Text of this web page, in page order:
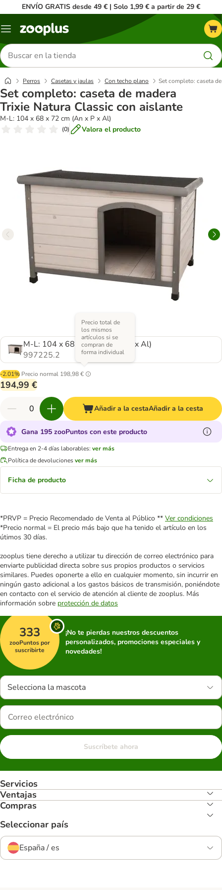
ENVÍO GRATIS desde 49 € | Solo 1,99 € a partir de 29 €
Menú
Buscar
productos
Perros Casetas y jaulas Con techo plano Set completo: caseta
Set completo: caseta de madera
Trixie Natura Classic con aislante
M-L: 104 x 68 x 72 cm (An x P x Al)
(0) Valora el producto
M-L: 104 x 68 x 72 cm (An x P x Al)
997225.2
-2.01% Precio normal 198,98 €
Precio total de
los mismos
artículos si se
compran de
forma individual
194,99 €
Añadir a la cestaAñadir a la cesta
Gana 195 zooPuntos con este producto
Entrega en 2-4 días laborables: ver más
Política de devolucionesver más
Ficha de producto
*PRVP = Precio Recomendado de Venta al Público ** Ver condiciones
*Precio normal = El precio más bajo que ha tenido el artículo en los
útimos 30 días.
zooplus tiene derecho a utilizar tu dirección de correo electrónico para
enviarte publicidad directa sobre sus propios productos o servicios
similares. Puedes oponerte a ello en cualquier momento, sin incurrir en
ningún gasto adicional a los gastos básicos de transmisión, poniéndote
en contacto con el servicio de atención al cliente de zooplus. Más
información sobre protección de datos
333
zooPuntos por
suscribirte
¡No te pierdas nuestros descuentos
personalizados, promociones especiales y
novedades!
Selecciona la mascota
Suscríbete ahora
Servicios
Ventajas
Compras
Seleccionar país
España / es